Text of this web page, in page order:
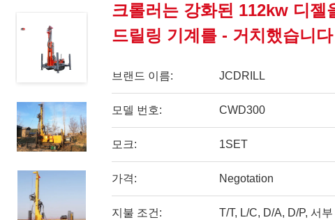
크롤러는 강화된 112kw 디젤
드릴링 기계를 - 거치했습니다
브랜드 이름: JCDRILL
모델 번호: CWD300
모크: 1SET
가격: Negotation
지불 조건: T/T, L/C, D/A, D/P, 서